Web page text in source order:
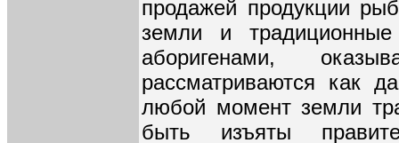
продажей продукции
земли и
аборигенами,
рассматриваются как
любой момент земли
быть изъяты